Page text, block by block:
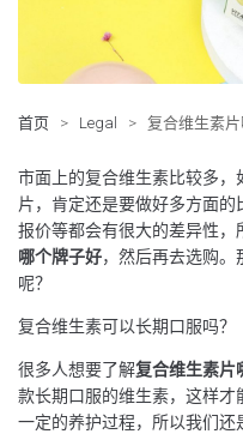
首页 > Legal > 复合维生素
市面上的复合维生素比较多
片，肯定还是要做好多方面的
报价等都会有很大的差异性，
哪个牌子好，然后再去选购。
呢？
复合维生素可以长期口服吗？
很多人想要了解复合维生素片
款长期口服的维生素，这样
一定的养护过程，所以我们